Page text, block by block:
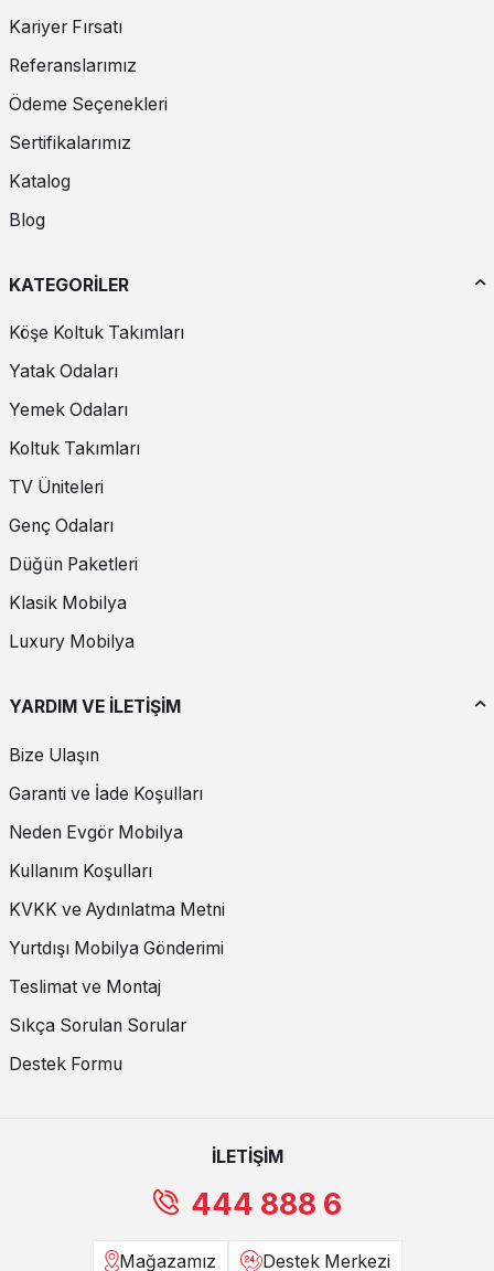
Kariyer Fırsatı
Referanslarımız
Ödeme Seçenekleri
Sertifikalarımız
Katalog
Blog
KATEGORİLER
Köşe Koltuk Takımları
Yatak Odaları
Yemek Odaları
Koltuk Takımları
TV Üniteleri
Genç Odaları
Düğün Paketleri
Klasik Mobilya
Luxury Mobilya
YARDIM VE İLETİŞİM
Bize Ulaşın
Garanti ve İade Koşulları
Neden Evgör Mobilya
Kullanım Koşulları
KVKK ve Aydınlatma Metni
Yurtdışı Mobilya Gönderimi
Teslimat ve Montaj
Sıkça Sorulan Sorular
Destek Formu
İLETİŞİM
444 888 6
Mağazamız Destek Merkezi